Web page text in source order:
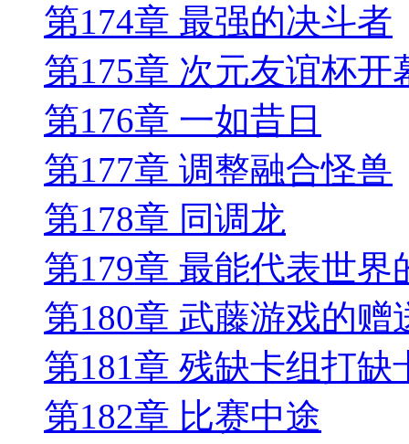
第174章 最强的决斗者
第175章 次元友谊杯开
第176章 一如昔日
第177章 调整融合怪兽
第178章 同调龙
第179章 最能代表世
第180章 武藤游戏的赠
第181章 残缺卡组打缺
第182章 比赛中途